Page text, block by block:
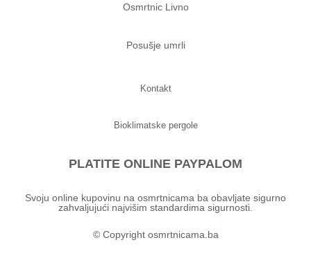
Osmrtnic Livno
Posušje umrli
Kontakt
Bioklimatske pergole
PLATITE ONLINE PAYPALOM
Svoju online kupovinu na osmrtnicama ba obavljate sigurno
zahvaljujući najvišim standardima sigurnosti.
© Copyright osmrtnicama.ba